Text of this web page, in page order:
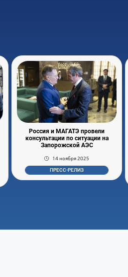
Россия и МАГАТЭ провели
консультации по ситуации на
Запорожской АЭС
14 ноября 2025
ПРЕСС-РЕЛИЗ